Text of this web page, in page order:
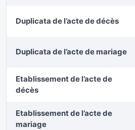
Duplicata de l’acte de décès
Duplicata de l’acte de mariage
Etablissement de l’acte de
décès
Etablissement de l’acte de
mariage